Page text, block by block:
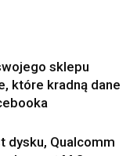
sklepu
które kradną dane
dysku, Qualcomm